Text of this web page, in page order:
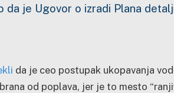
da je Ugovor o izradi Plana
da je ceo postupak ukopavanja
od poplava, jer je to mesto